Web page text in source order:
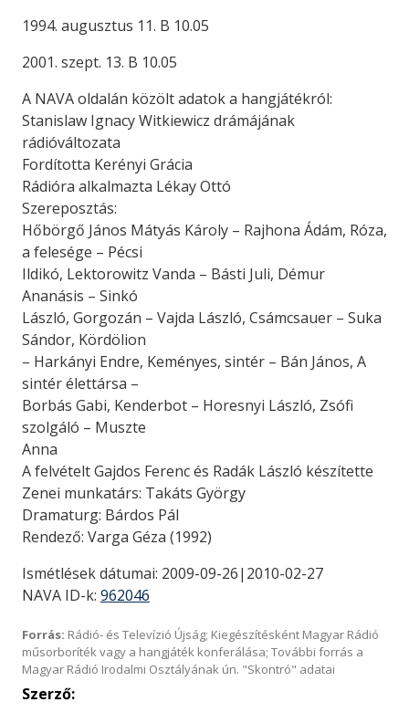
1994. augusztus 11. B 10.05
2001. szept. 13. B 10.05
A NAVA oldalán közölt adatok a hangjátékról:
Stanislaw Ignacy Witkiewicz drámájának
rádióváltozata
Fordította Kerényi Grácia
Rádióra alkalmazta Lékay Ottó
Szereposztás:
Hőbörgő János Mátyás Károly – Rajhona Ádám, Róza,
a felesége – Pécsi
Ildikó, Lektorowitz Vanda – Básti Juli, Démur
Ananásis – Sinkó
László, Gorgozán – Vajda László, Csámcsauer – Suka
Sándor, Kördölion
– Harkányi Endre, Keményes, sintér – Bán János, A
sintér élettársa –
Borbás Gabi, Kenderbot – Horesnyi László, Zsófi
szolgáló – Muszte
Anna
A felvételt Gajdos Ferenc és Radák László készítette
Zenei munkatárs: Takáts György
Dramaturg: Bárdos Pál
Rendező: Varga Géza (1992)
Ismétlések dátumai: 2009-09-26|2010-02-27
NAVA ID-k: 962046
Forrás: Rádió- és Televízió Újság; Kiegészítésként Magyar Rádió
műsorboríték vagy a hangjáték konferálása; További forrás a
Magyar Rádió Irodalmi Osztályának ún. "Skontró" adatai
Szerző: